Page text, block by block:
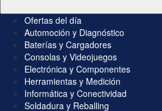
Ofertas del día
Automoción y Diagnóstico
Baterías y Cargadores
Consolas y Videojuegos
Electrónica y Componentes
Herramientas y Medición
Informática y Conectividad
Soldadura y Reballing